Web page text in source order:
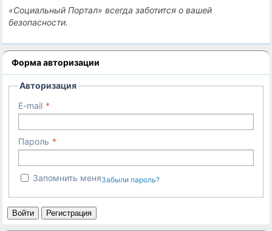
«Социальный Портал» всегда заботится о вашей
безопасности.
Форма авторизации
Авторизация
E-mail
Пароль
Запомнить меняЗабыли пароль?
Войти Регистрация